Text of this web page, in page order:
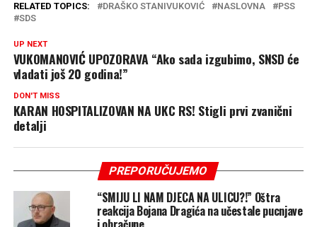
RELATED TOPICS: DRAŠKO STANIVUKOVIĆ NASLOVNA
PSS
SDS
UP NEXT
VUKOMANOVIĆ UPOZORAVA “Ako sada izgubimo, SNSD će
vladati još 20 godina!”
DON'T MISS
KARAN HOSPITALIZOVAN NA UKC RS! Stigli prvi zvanični
detalji
PREPORUČUJEMO
“SMIJU LI NAM DJECA NA ULICU?!” Oštra
reakcija Bojana Dragića na učestale pucnjave